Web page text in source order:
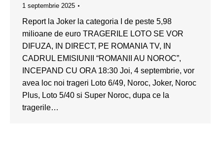
1 septembrie 2025
Report la Joker la categoria I de peste 5,98
milioane de euro TRAGERILE LOTO SE VOR
DIFUZA, IN DIRECT, PE ROMANIA TV, IN
CADRUL EMISIUNII “ROMANII AU NOROC”,
INCEPAND CU ORA 18:30 Joi, 4 septembrie, vor
avea loc noi trageri Loto 6/49, Noroc, Joker, Noroc
Plus, Loto 5/40 si Super Noroc, dupa ce la
tragerile…